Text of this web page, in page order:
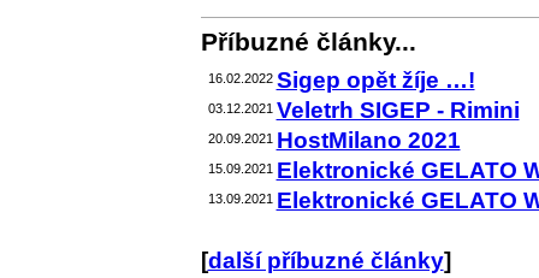
Příbuzné články...
16.02.2022 Sigep opět žíje …!
03.12.2021 Veletrh SIGEP - Rimini
20.09.2021 HostMilano 2021
15.09.2021 Elektronické GELATO
13.09.2021 Elektronické GELATO
[další příbuzné články]